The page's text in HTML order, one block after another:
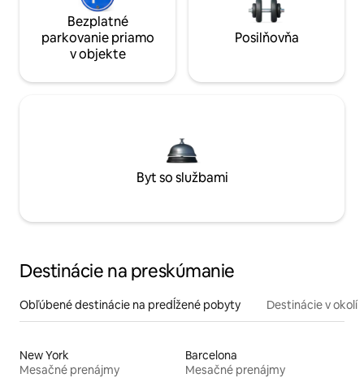
Bezplatné
parkovanie priamo
v objekte
Posilňovňa
Byt so službami
Destinácie na preskúmanie
Obľúbené destinácie na predĺžené pobyty Destinácie v okolí
New York
Mesačné prenájmy
Barcelona
Mesačné prenájmy